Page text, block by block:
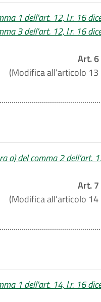
1 dell'art. 12, l.r. 16
3 dell'art. 12, l.r. 16
Art. 6
(Modifica all’articolo
a) del comma 2 dell’art.
Art. 7
(Modifica all’articolo
1 dell'art. 14, l.r. 16